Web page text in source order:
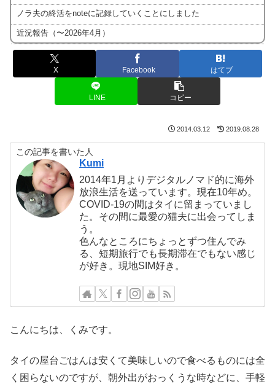
ノラ夫の終活をnoteに記録していくことにしました
近況報告（〜2026年4月）
X Facebook はてブ
LINE コピー
2014.03.12 2019.08.28
この記事を書いた人
Kumi
2014年1月よりデジタルノマド的に海外
放浪生活を送っています。現在10年め。
COVID-19の間はタイに留まっていまし
た。その間に最愛の猫夫に出会ってしま
う。
色んなところにちょっとずつ住んでみ
る、短期旅行でも長期滞在でもない感じ
が好き。現地SIM好き。
こんにちは、くみです。
タイの屋台ごはんは安くて美味しいので食べるものには全
く困らないのですが、朝外出がおっくうな時などに、手軽